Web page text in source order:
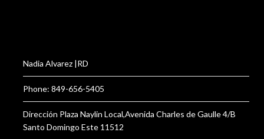
Nadia Alvarez |RD
Phone: 849-656-5405
Dirección Plaza Naylin Local,Avenida Charles de Gaulle 4/B
Santo Domingo Este 11512